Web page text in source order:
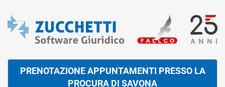
PRENOTAZIONE APPUNTAMENTI PRESSO LA
PROCURA DI SAVONA